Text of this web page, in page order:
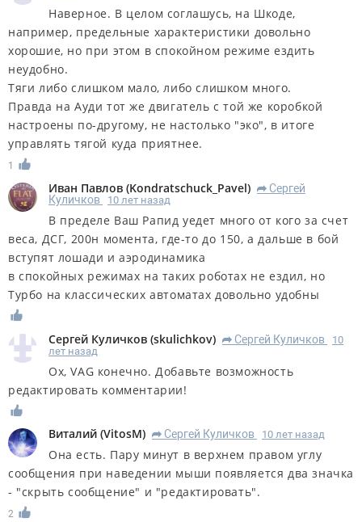
Наверное. В целом соглашусь, на Шкоде,
например, предельные характеристики довольно
хорошие, но при этом в спокойном режиме ездить
неудобно.
Тяги либо слишком мало, либо слишком много.
Правда на Ауди тот же двигатель с той же коробкой
настроены по-другому, не настолько "эко", в итоге
управлять тягой куда приятнее.
1
Иван Павлов (Kondratschuck_Pavel) R Сергей
Куличков
10 лет назад
В пределе Ваш Рапид уедет много от кого за счет
веса, ДСГ, 200н момента, где-то до 150, а дальше в бой
вступят лошади и аэродинамика
в спокойных режимах на таких роботах не ездил, но
Турбо на классических автоматах довольно удобны
Сергей Куличков (skulichkov) R Сергей Куличков
10
лет назад
Ох, VAG конечно. Добавьте возможность
редактировать комментарии!
Виталий (VitosM) R Сергей Куличков 10 лет назад
Она есть. Пару минут в верхнем правом углу
сообщения при наведении мыши появляется два значка
- "скрыть сообщение" и "редактировать".
2